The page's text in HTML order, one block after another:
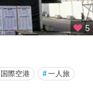
5
際空港 #一人旅